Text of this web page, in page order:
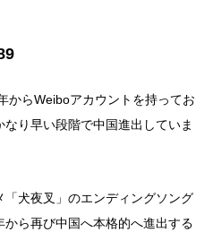
からWeiboアカウントを持ってお
り早い段階で中国進出していま
犬夜叉」のエンディングソング
ら再び中国へ本格的へ進出する